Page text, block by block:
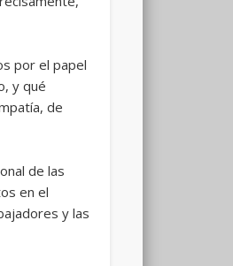
por el papel
y qué
de
de las
en el
y las